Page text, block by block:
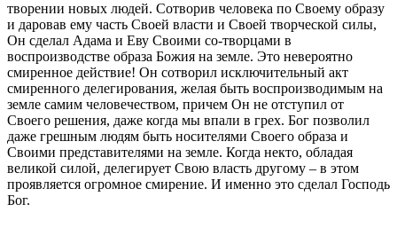
творении новых людей. Сотворив человека по Своему образу
и даровав ему часть Своей власти и Своей творческой силы,
Он сделал Адама и Еву Своими со-творцами в
воспроизводстве образа Божия на земле. Это невероятно
смиренное действие! Он сотворил исключительный акт
смиренного делегирования, желая быть воспроизводимым на
земле самим человечеством, причем Он не отступил от
Своего решения, даже когда мы впали в грех. Бог позволил
даже грешным людям быть носителями Своего образа и
Своими представителями на земле. Когда некто, обладая
великой силой, делегирует Свою власть другому – в этом
проявляется огромное смирение. И именно это сделал Господь
Бог.